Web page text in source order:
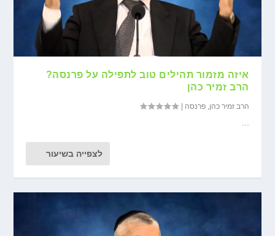
איזה מזמור תהילים טוב לתפילה על פרנסה?
הרב זמיר כהן
הרב זמיר כהן ,פרנסה |
לצפייה בשיעור